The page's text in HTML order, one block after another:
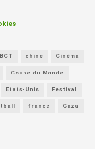
BCT chine Cinéma
Coupe du Monde
Etats-Unis Festival
france Gaza